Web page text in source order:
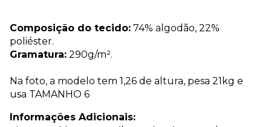
Composição do tecido: 74% algodão, 22%
poliéster.
Gramatura: 290g/m².
Na foto, a modelo tem 1,26 de altura, pesa 21kg e
usa TAMANHO 6
Informações Adicionais: